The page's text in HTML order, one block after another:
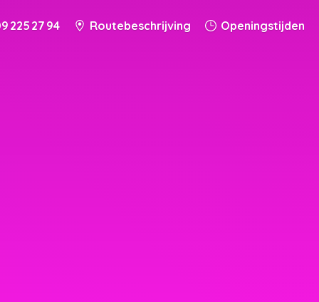
225 27 94 Routebeschrijving Openingstijden